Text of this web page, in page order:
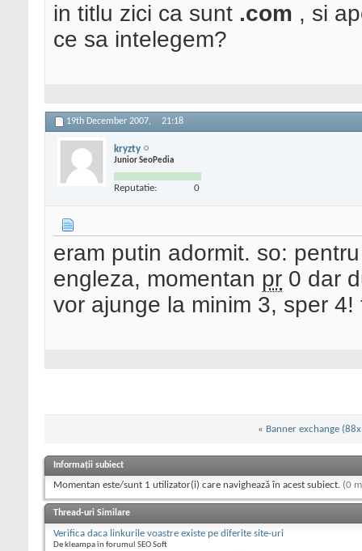
in titlu zici ca sunt .com , si
ce sa intelegem?
19th December 2007, 21:18
kryzty
Junior SeoPedia
Reputatie: 0
eram putin adormit. so:
engleza, momentan pr 0 dar
vor ajunge la minim 3, sper
« Banner exchange
Informații subiect
Momentan este/sunt 1 utilizator(i) care navighează în acest subiect. (0
Thread-uri Similare
Verifica daca linkurile voastre existe pe diferite site-uri
De kleampa în forumul SEO Soft